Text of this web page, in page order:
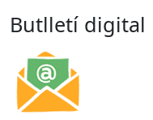
Butlletí digital